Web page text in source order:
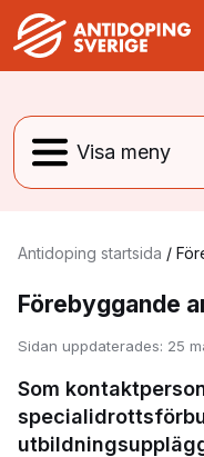
Antidoping startsida /
Förebyggande
Sidan uppdaterades: 25
Som